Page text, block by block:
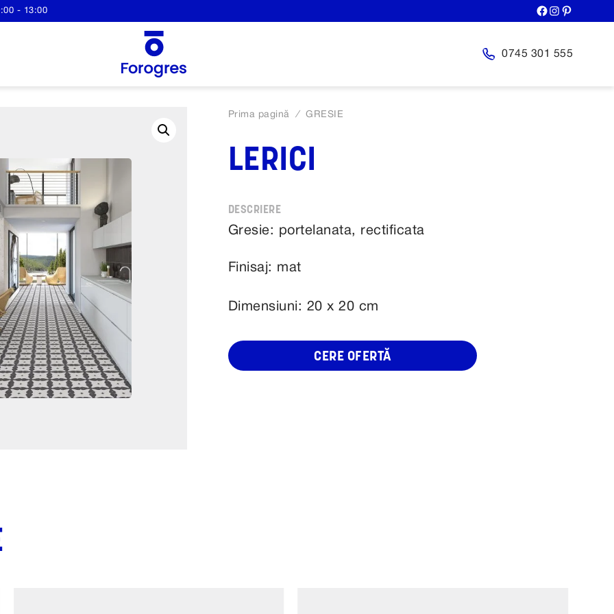
- 13:00
0745 301 555
Prima pagină / GRESIE
LERICI
Gresie: portelanata, rectificata
Finisaj: mat
Dimensiuni: 20 x 20 cm
CERE OFERTĂ